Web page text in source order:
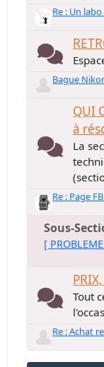
Re : Un
Bague
QUI
à
La
Re : Page
Sous-
[
Tout
Re : Achat